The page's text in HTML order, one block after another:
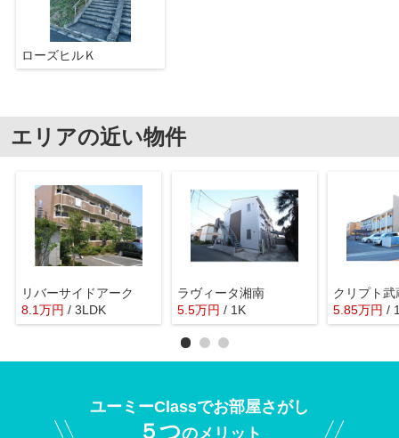
ローズヒルＫ
エリアの近い物件
リバーサイドアーク
8.1万円 / 3LDK
ラヴィータ湘南
5.5万円 / 1K
クリプト武
5.85万円 /
ユーミーClassでお部屋さがし
５つのメリット